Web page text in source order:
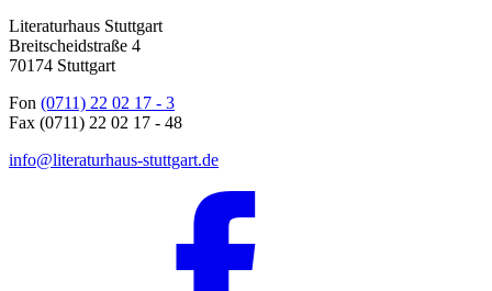
Literaturhaus Stuttgart
Breitscheidstraße 4
70174 Stuttgart
Fon (0711) 22 02 17 - 3
Fax (0711) 22 02 17 - 48
info@literaturhaus-stuttgart.de